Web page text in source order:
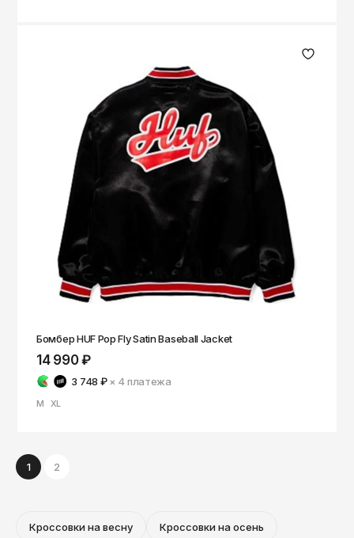
Бомбер HUF Pop Fly Satin Baseball Jacket
14 990 ₽
3 748 ₽ × 4платежа
M XL
1 2
Кроссовки на весну Кроссовки на осень